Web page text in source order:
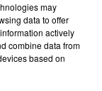
Si vous
votre accord
may
data to offer
actively
combine data from
based on